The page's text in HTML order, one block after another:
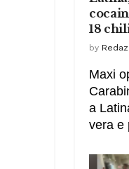
18
by
Maxi
a
vera e